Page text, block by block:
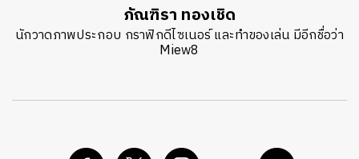
ภัณฑิรา ทองเชิด
นักวาดภาพประกอบ กราฟิกดีไซเนอร์ และทำของเล่น มีอีกชื่อว่า
Miew8